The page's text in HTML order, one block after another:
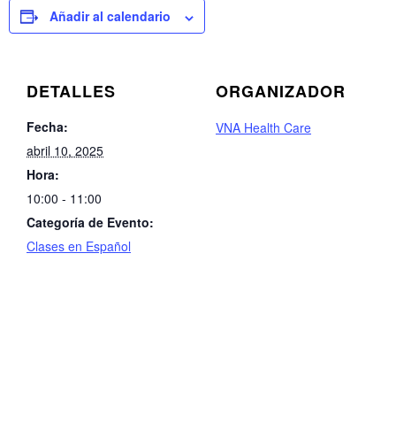
Añadir al calendario
DETALLES
Fecha:
abril 10, 2025
Hora:
10:00 - 11:00
Categoría de Evento:
Clases en Español
ORGANIZADOR
VNA Health Care